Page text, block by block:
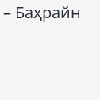
– Баҳрайн